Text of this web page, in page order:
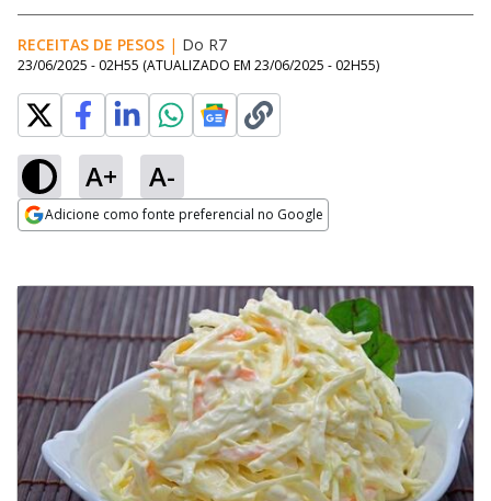
RECEITAS DE PESOS | Do R7
23/06/2025 - 02H55 (ATUALIZADO EM 23/06/2025 - 02H55)
A+ A-
Adicione como fonte preferencial no Google